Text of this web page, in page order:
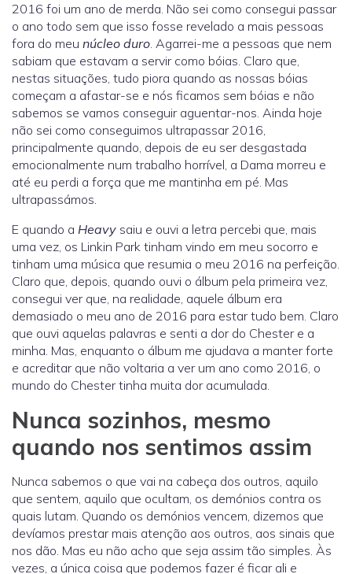
2016 foi um ano de merda. Não sei como consegui passar
o ano todo sem que isso fosse revelado a mais pessoas
fora do meu núcleo duro. Agarrei-me a pessoas que nem
sabiam que estavam a servir como bóias. Claro que,
nestas situações, tudo piora quando as nossas bóias
começam a afastar-se e nós ficamos sem bóias e não
sabemos se vamos conseguir aguentar-nos. Ainda hoje
não sei como conseguimos ultrapassar 2016,
principalmente quando, depois de eu ser desgastada
emocionalmente num trabalho horrível, a Dama morreu e
até eu perdi a força que me mantinha em pé. Mas
ultrapassámos.
E quando a Heavy saiu e ouvi a letra percebi que, mais
uma vez, os Linkin Park tinham vindo em meu socorro e
tinham uma música que resumia o meu 2016 na perfeição.
Claro que, depois, quando ouvi o álbum pela primeira vez,
consegui ver que, na realidade, aquele álbum era
demasiado o meu ano de 2016 para estar tudo bem. Claro
que ouvi aquelas palavras e senti a dor do Chester e a
minha. Mas, enquanto o álbum me ajudava a manter forte
e acreditar que não voltaria a ver um ano como 2016, o
mundo do Chester tinha muita dor acumulada.
Nunca sozinhos, mesmo
quando nos sentimos assim
Nunca sabemos o que vai na cabeça dos outros, aquilo
que sentem, aquilo que ocultam, os demónios contra os
quais lutam. Quando os demónios vencem, dizemos que
devíamos prestar mais atenção aos outros, aos sinais que
nos dão. Mas eu não acho que seja assim tão simples. Às
vezes, a única coisa que podemos fazer é ficar ali e